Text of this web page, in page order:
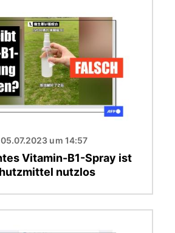
um 14:57
Vitamin-B1-Spray ist
nutzlos